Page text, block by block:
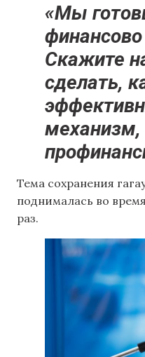
«Мы
Скажите
сделать,
Тема сохранения
поднималась во
раз.